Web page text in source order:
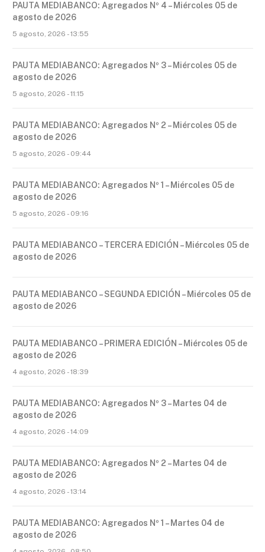
PAUTA MEDIABANCO: Agregados Nº 4 – Miércoles 05 de
agosto de 2026
5 agosto, 2026 - 13:55
PAUTA MEDIABANCO: Agregados Nº 3 – Miércoles 05 de
agosto de 2026
5 agosto, 2026 - 11:15
PAUTA MEDIABANCO: Agregados Nº 2 – Miércoles 05 de
agosto de 2026
5 agosto, 2026 - 09:44
PAUTA MEDIABANCO: Agregados Nº 1 – Miércoles 05 de
agosto de 2026
5 agosto, 2026 - 09:16
PAUTA MEDIABANCO – TERCERA EDICIÓN – Miércoles 05 de
agosto de 2026
PAUTA MEDIABANCO – SEGUNDA EDICIÓN – Miércoles 05 de
agosto de 2026
PAUTA MEDIABANCO – PRIMERA EDICIÓN – Miércoles 05 de
agosto de 2026
4 agosto, 2026 - 18:39
PAUTA MEDIABANCO: Agregados Nº 3 – Martes 04 de
agosto de 2026
4 agosto, 2026 - 14:09
PAUTA MEDIABANCO: Agregados Nº 2 – Martes 04 de
agosto de 2026
4 agosto, 2026 - 13:14
PAUTA MEDIABANCO: Agregados Nº 1 – Martes 04 de
agosto de 2026